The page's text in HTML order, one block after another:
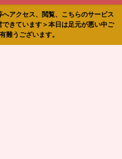
アクセス、閲覧、こちらのサービス
きています＞本日は足元が悪い中ご
難うございます。